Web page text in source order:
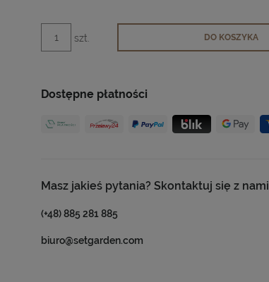
Dostępne płatności
Masz jakieś pytania? Skontaktuj się z nami
(+48) 885 281 885
biuro@setgarden.com
szt. DO KOSZYKA